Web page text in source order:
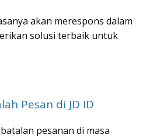
akan merespons dalam
solusi terbaik untuk
Pesan di JD ID
pesanan di masa